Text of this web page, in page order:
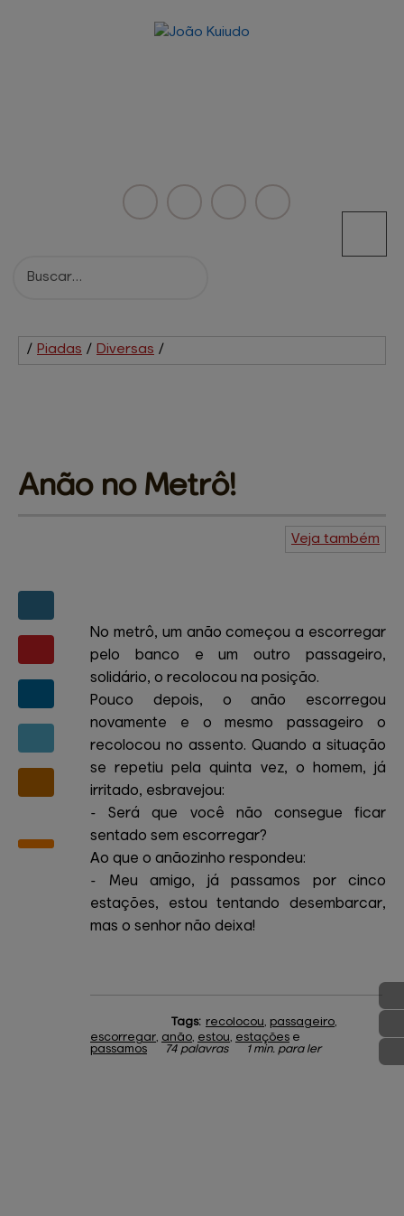
/ Piadas / Diversas /
Anão no Metrô!
Veja também
No metrô, um anão começou a escorregar
pelo banco e um outro passageiro,
solidário, o recolocou na posição.
Pouco depois, o anão escorregou
novamente e o mesmo passageiro o
recolocou no assento. Quando a situação
se repetiu pela quinta vez, o homem, já
irritado, esbravejou:
- Será que você não consegue ficar
sentado sem escorregar?
Ao que o anãozinho respondeu:
- Meu amigo, já passamos por cinco
estações, estou tentando desembarcar,
mas o senhor não deixa!
Tags: recolocou, passageiro,
escorregar, anão, estou, estações e
passamos
74 palavras 1 min. para ler